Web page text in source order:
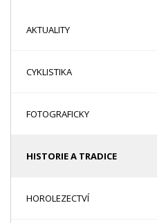
AKTUALITY
CYKLISTIKA
FOTOGRAFICKY
HISTORIE A TRADICE
HOROLEZECTVÍ